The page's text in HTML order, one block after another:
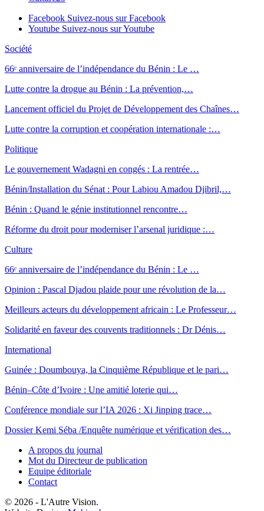
Facebook Suivez-nous sur Facebook
Youtube Suivez-nous sur Youtube
Société
66ᵉ anniversaire de l’indépendance du Bénin : Le …
Lutte contre la drogue au Bénin : La prévention,…
Lancement officiel du Projet de Développement des Chaînes…
Lutte contre la corruption et coopération internationale :…
Politique
Le gouvernement Wadagni en congés : La rentrée…
Bénin/Installation du Sénat : Pour Labiou Amadou Djibril,…
Bénin : Quand le génie institutionnel rencontre…
Réforme du droit pour moderniser l’arsenal juridique :…
Culture
66ᵉ anniversaire de l’indépendance du Bénin : Le …
Opinion : Pascal Djadou plaide pour une révolution de la…
Meilleurs acteurs du développement africain : Le Professeur…
Solidarité en faveur des couvents traditionnels : Dr Dénis…
International
Guinée : Doumbouya, la Cinquième République et le pari…
Bénin–Côte d’Ivoire : Une amitié loterie qui…
Conférence mondiale sur l’IA 2026 : Xi Jinping trace…
Dossier Kemi Séba /Enquête numérique et vérification des…
A propos du journal
Mot du Directeur de publication
Equipe éditoriale
Contact
© 2026 - L'Autre Vision.